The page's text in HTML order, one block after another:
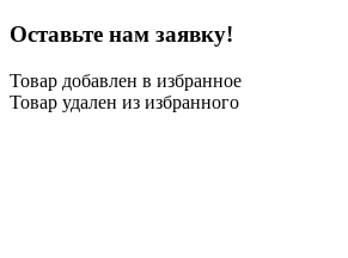
Оставьте нам заявку!
Товар добавлен в избранное
Товар удален из избранного